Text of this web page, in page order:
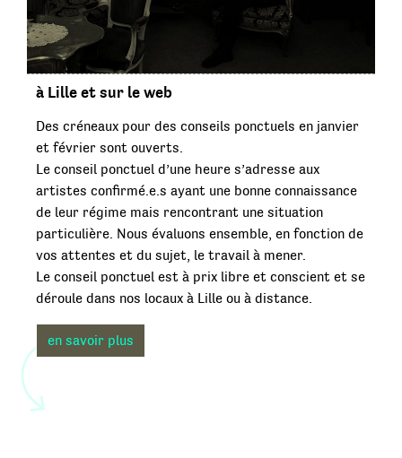
à Lille et sur le web
Des créneaux pour des conseils ponctuels en janvier
et février sont ouverts.
Le conseil ponctuel d’une heure s’adresse aux
artistes confirmé.e.s ayant une bonne connaissance
de leur régime mais rencontrant une situation
particulière. Nous évaluons ensemble, en fonction de
vos attentes et du sujet, le travail à mener.
Le conseil ponctuel est à prix libre et conscient et se
déroule dans nos locaux à Lille ou à distance.
en savoir plus